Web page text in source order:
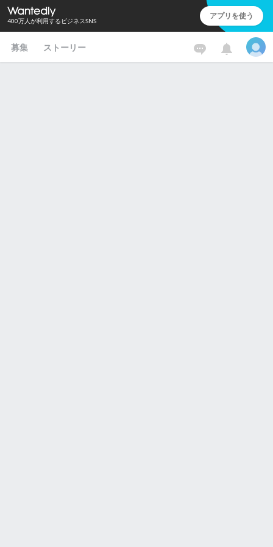
400万人が利用するビジネスSNS アプリを使う
募集 ストーリー